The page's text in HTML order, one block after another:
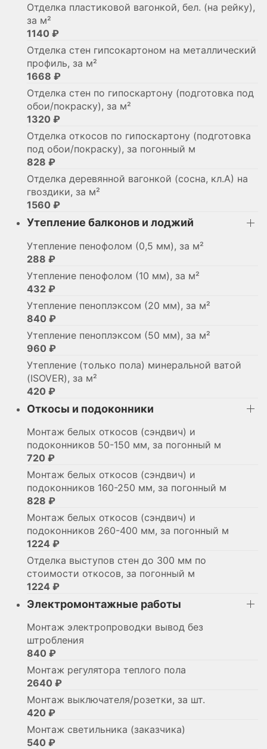
Отделка пластиковой вагонкой, бел. (на рейку),
за м²
1140 ₽
Отделка стен гипсокартоном на металлический
профиль, за м²
1668 ₽
Отделка стен по гипоскартону (подготовка под
обои/покраску), за м²
1320 ₽
Отделка откосов по гипоскартону (подготовка
под обои/покраску), за погонный м
828 ₽
Отделка деревянной вагонкой (сосна, кл.А) на
гвоздики, за м²
1560 ₽
Утепление балконов и лоджий
Утепление пенофолом (0,5 мм), за м²
288 ₽
Утепление пенофолом (10 мм), за м²
432 ₽
Утепление пеноплэксом (20 мм), за м²
840 ₽
Утепление пеноплэксом (50 мм), за м²
960 ₽
Утепление (только пола) минеральной ватой
(ISOVER), за м²
420 ₽
Откосы и подоконники
Монтаж белых откосов (сэндвич) и
подоконников 50-150 мм, за погонный м
720 ₽
Монтаж белых откосов (сэндвич) и
подоконников 160-250 мм, за погонный м
828 ₽
Монтаж белых откосов (сэндвич) и
подоконников 260-400 мм, за погонный м
1224 ₽
Отделка выступов стен до 300 мм по
стоимости откосов, за погонный м
1224 ₽
Электромонтажные работы
Монтаж электропроводки вывод без
штробления
840 ₽
Монтаж регулятора теплого пола
2640 ₽
Монтаж выключателя/розетки, за шт.
420 ₽
Монтаж светильника (заказчика)
540 ₽